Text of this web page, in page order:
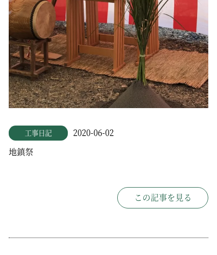
工事日記
2020-06-02
地鎮祭
この記事を見る